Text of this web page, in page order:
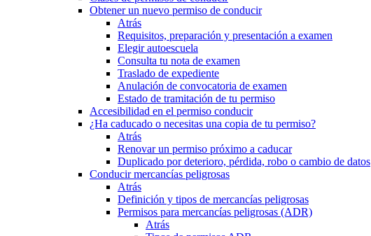
Obtener un nuevo permiso de conducir
Atrás
Requisitos, preparación y presentación a examen
Elegir autoescuela
Consulta tu nota de examen
Traslado de expediente
Anulación de convocatoria de examen
Estado de tramitación de tu permiso
Accesibilidad en el permiso conducir
¿Ha caducado o necesitas una copia de tu permiso?
Atrás
Renovar un permiso próximo a caducar
Duplicado por deterioro, pérdida, robo o cambio de datos
Conducir mercancías peligrosas
Atrás
Definición y tipos de mercancías peligrosas
Permisos para mercancías peligrosas (ADR)
Atrás